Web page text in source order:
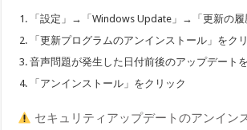
「設定」→「Windows Update」→「更新の履
「更新プログラムのアンインストール」をク
音声問題が発生した日付前後のアップデート
「アンインストール」をクリック
セキュリティアップデートのアンイン